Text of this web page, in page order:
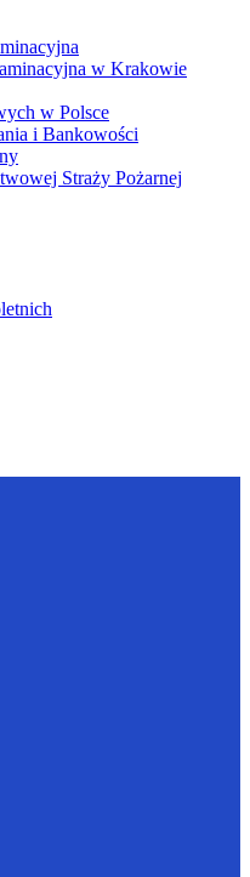
w Krakowie
w Polsce
i Bankowości
Straży Pożarnej